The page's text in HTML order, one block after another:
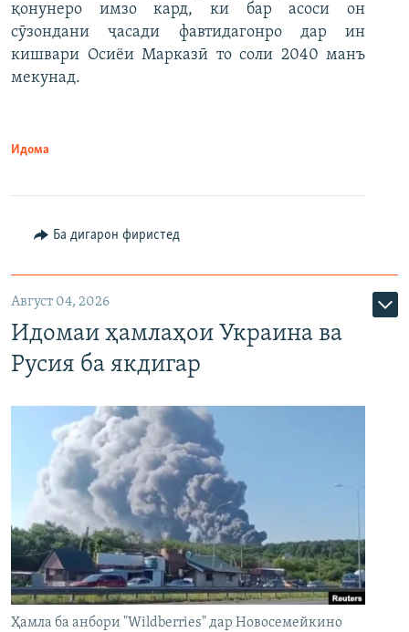
қонунеро имзо кард, ки бар асоси он
сӯзондани ҷасади фавтидагонро дар ин
кишвари Осиёи Марказӣ то соли 2040 манъ
мекунад.
Идома
Ба дигарон фиристед
Август 04, 2026
Идомаи ҳамлаҳои Украина ва
Русия ба якдигар
Ҳамла ба анбори "Wildberries" дар Новосемейкино